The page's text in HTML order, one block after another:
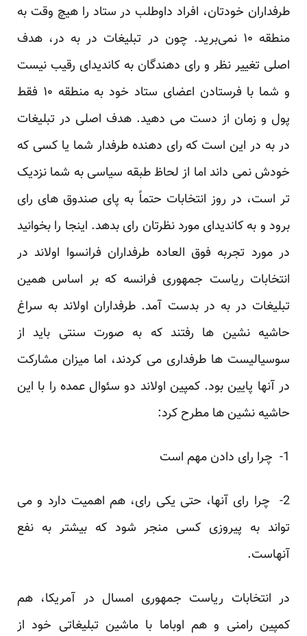
طرفداران خودتان، افراد داوطلب در ستاد را هیچ وقت به
منطقه ۱۰ نمی‌برید. چون در تبلیغات در به در، هدف
اصلی تغییر نظر و رای دهندگان به کاندیدای رقیب نیست
و شما با فرستادن اعضای ستاد خود به منطقه ۱۰ فقط
پول و زمان از دست می دهید. هدف اصلی در تبلیغات
در به در این است که رای دهنده طرفدار شما یا کسی که
خودش نمی داند اما از لحاظ طبقه سیاسی به شما نزدیک
تر است، در روز انتخابات حتماً به پای صندوق های رای
برود و به کاندیدای مورد نظرتان رای بدهد. اینجا را بخوانید
در مورد تجربه فوق العاده طرفداران فرانسوا اولاند در
انتخابات ریاست جمهوری فرانسه که بر اساس همین
تبلیغات در به در بدست آمد. طرفداران اولاند به سراغ
حاشیه نشین ها رفتند که به صورت سنتی باید از
سوسیالیست ها طرفداری می کردند، اما میزان مشارکت
در آنها پایین بود. کمپین اولاند دو سئوال عمده را با این
حاشیه نشین ها مطرح کرد:
1- چرا رای دادن مهم است
2- چرا رای آنها، حتی یکی رای، هم اهمیت دارد و می
تواند به پیروزی کسی منجر شود که بیشتر به نفع
آنهاست.
در انتخابات ریاست جمهوری امسال در آمریکا، هم
کمپین رامنی و هم اوباما با ماشین تبلیغاتی خود از